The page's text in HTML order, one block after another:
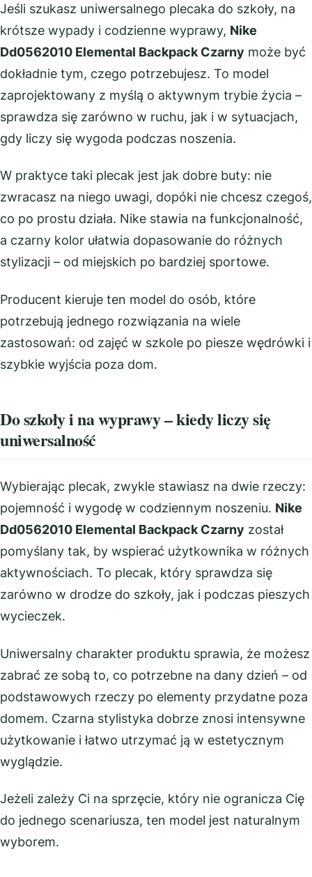
Jeśli szukasz uniwersalnego plecaka do szkoły, na
krótsze wypady i codzienne wyprawy, Nike
Dd0562010 Elemental Backpack Czarny może być
dokładnie tym, czego potrzebujesz. To model
zaprojektowany z myślą o aktywnym trybie życia –
sprawdza się zarówno w ruchu, jak i w sytuacjach,
gdy liczy się wygoda podczas noszenia.
W praktyce taki plecak jest jak dobre buty: nie
zwracasz na niego uwagi, dopóki nie chcesz czegoś,
co po prostu działa. Nike stawia na funkcjonalność,
a czarny kolor ułatwia dopasowanie do różnych
stylizacji – od miejskich po bardziej sportowe.
Producent kieruje ten model do osób, które
potrzebują jednego rozwiązania na wiele
zastosowań: od zajęć w szkole po piesze wędrówki i
szybkie wyjścia poza dom.
Do szkoły i na wyprawy – kiedy liczy się
uniwersalność
Wybierając plecak, zwykle stawiasz na dwie rzeczy:
pojemność i wygodę w codziennym noszeniu. Nike
Dd0562010 Elemental Backpack Czarny został
pomyślany tak, by wspierać użytkownika w różnych
aktywnościach. To plecak, który sprawdza się
zarówno w drodze do szkoły, jak i podczas pieszych
wycieczek.
Uniwersalny charakter produktu sprawia, że możesz
zabrać ze sobą to, co potrzebne na dany dzień – od
podstawowych rzeczy po elementy przydatne poza
domem. Czarna stylistyka dobrze znosi intensywne
użytkowanie i łatwo utrzymać ją w estetycznym
wyglądzie.
Jeżeli zależy Ci na sprzęcie, który nie ogranicza Cię
do jednego scenariusza, ten model jest naturalnym
wyborem.